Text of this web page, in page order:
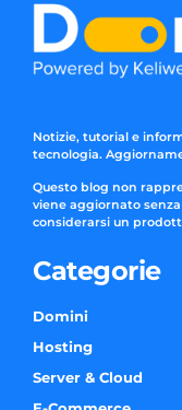
Notizie, tutorial e
tecnologia.
Questo blog non
viene aggiornato
considerarsi un
Categorie
Domini
Hosting
Server & Cloud